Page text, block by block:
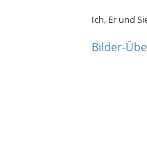
Ich, Er und
Bilder-